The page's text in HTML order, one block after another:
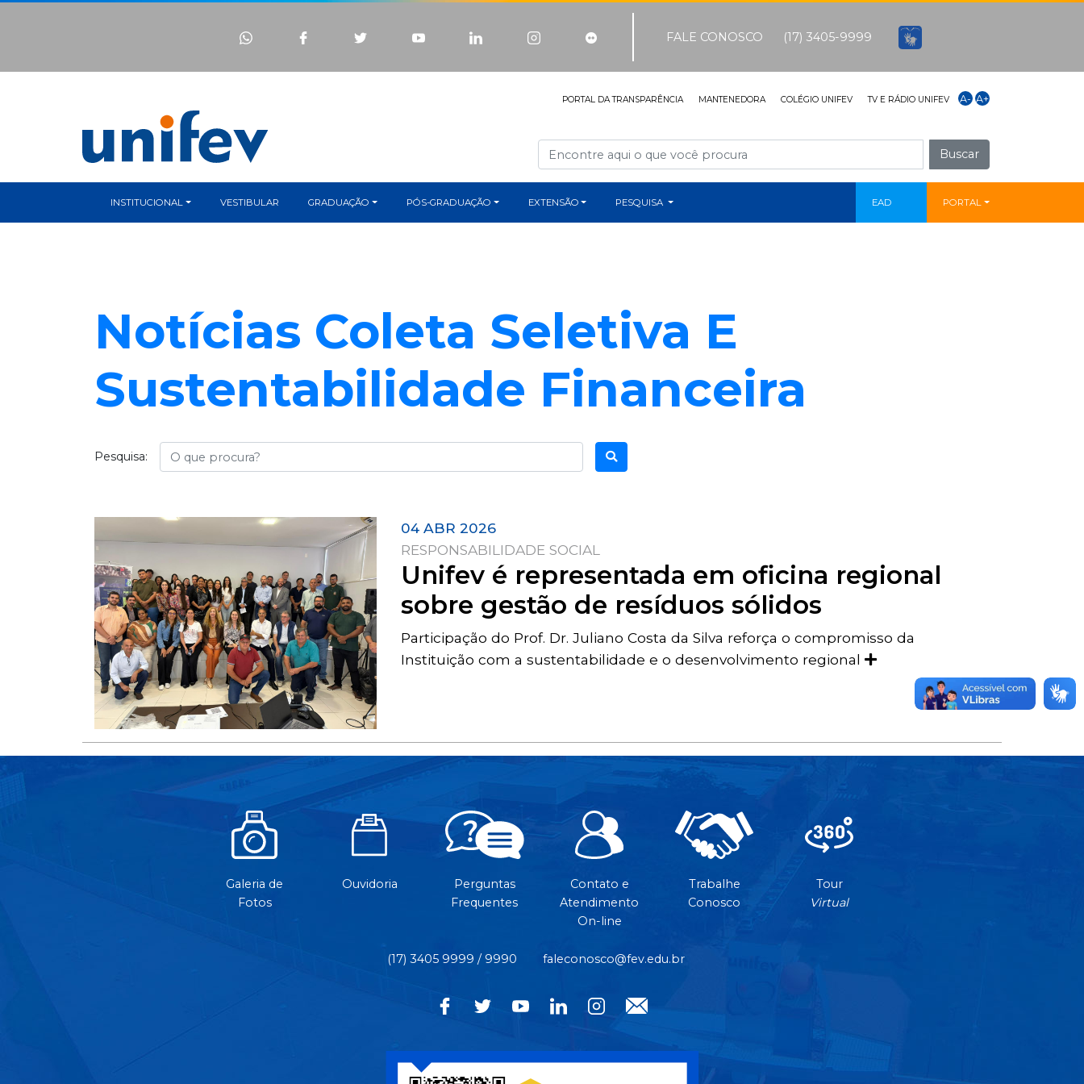
FALE CONOSCO (17) 3405-9999
PORTAL DA TRANSPARÊNCIA MANTENEDORA COLÉGIO UNIFEV TV E RÁDIO UNIFEV A- A+
Buscar
INSTITUCIONAL VESTIBULAR GRADUAÇÃO PÓS-GRADUAÇÃO EXTENSÃO PESQUISA EAD PORTAL
Notícias Coleta Seletiva E
Sustentabilidade Financeira
Pesquisa:Busca
04 ABR 2026
RESPONSABILIDADE SOCIAL
Unifev é representada em oficina regional
sobre gestão de resíduos sólidos
Participação do Prof. Dr. Juliano Costa da Silva reforça o compromisso da
Instituição com a sustentabilidade e o desenvolvimento regional
Galeria de
Fotos
Ouvidoria
Perguntas
Frequentes
Contato e
Atendimento
On-line
Trabalhe
Conosco
Tour
Virtual
(17) 3405 9999 / 9990 faleconosco@fev.edu.br